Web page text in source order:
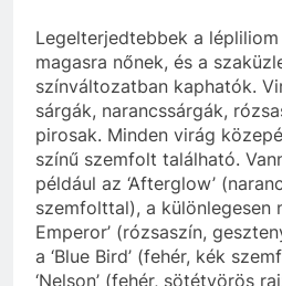
Legelterjedtebbek a
magasra nőnek, és a
színváltozatban kaphatók.
sárgák, narancssárgák,
pirosak. Minden virág
színű szemfolt található.
például az ‘Afterglow’
szemfolttal), a különlegesen
Emperor’ (rózsaszín,
a ‘Blue Bird’ (fehér, kék
‘Nelson’ (fehér, sötétvörös